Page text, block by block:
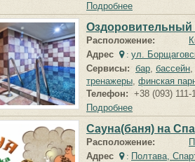
Подробнее
Расположение:
Адрес
: ул.
Сервисы: бар, бассейн,
тренажеры, финская
Телефон: +38 (093) 111-
Подробнее
Сауна(баня) на
Расположение:
Адрес
: Полтава,